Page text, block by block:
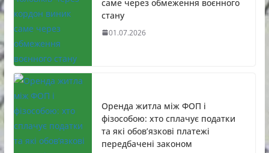
саме через обмеження воєнного
стану
01.07.2026
Оренда житла між ФОП і
фізособою: хто сплачує податки
та які обов’язкові платежі
передбачені законом